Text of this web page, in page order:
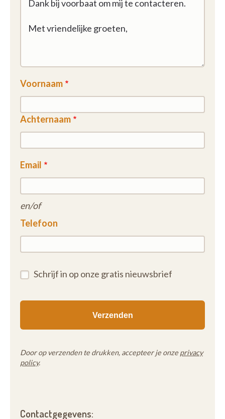
Voornaam
Achternaam
Email
en/of
Telefoon
Schrijf in op onze gratis nieuwsbrief
Door op verzenden te drukken, accepteer je onze privacy
policy.
Contactgegevens: